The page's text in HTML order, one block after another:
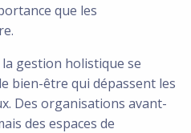
que les
gestion holistique se
bien-être qui dépassent les
Des organisations avant-
des espaces de